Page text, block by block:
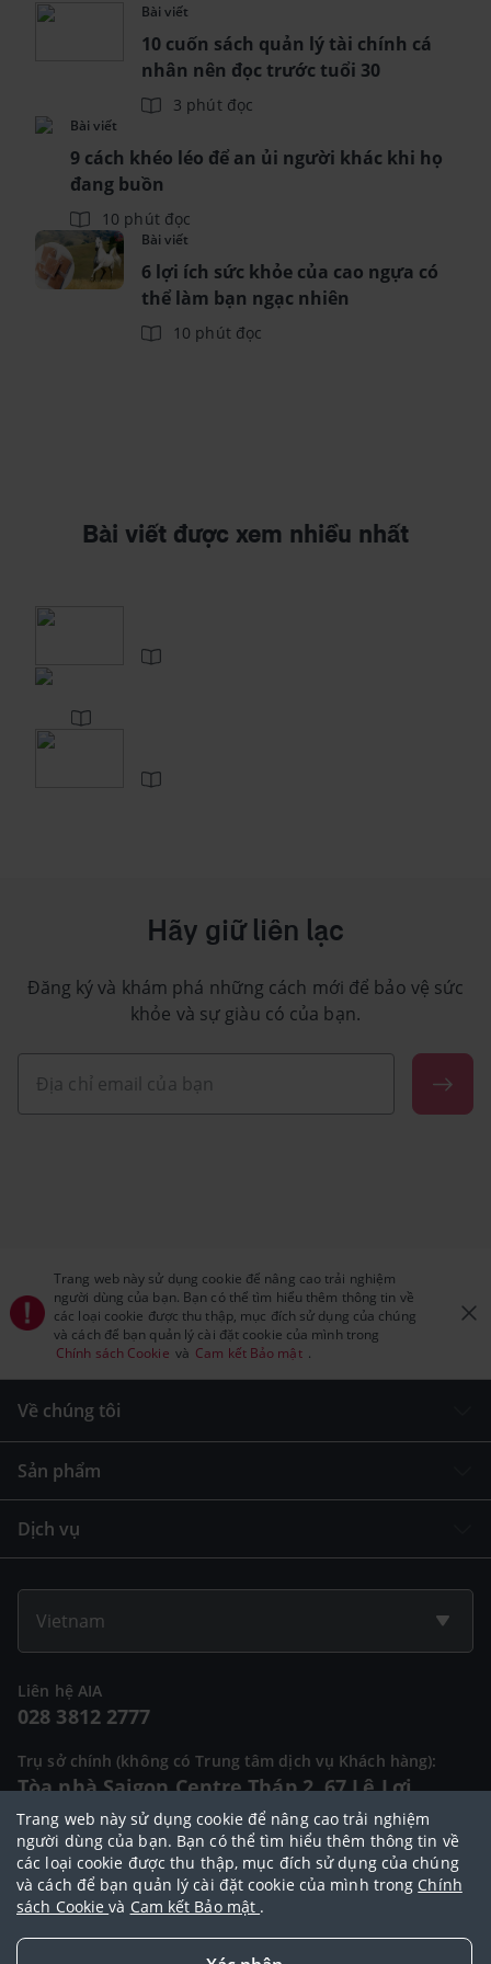
Bài viết
10 cuốn sách quản lý tài chính cá
nhân nên đọc trước tuổi 30
3 phút đọc
Bài viết
9 cách khéo léo để an ủi người khác khi họ
đang buồn
10 phút đọc
Bài viết
6 lợi ích sức khỏe của cao ngựa có
thể làm bạn ngạc nhiên
10 phút đọc
Bài viết được xem nhiều nhất
Hãy giữ liên lạc
Đăng ký và khám phá những cách mới để bảo vệ sức
khỏe và sự giàu có của bạn.
Trang web này sử dụng cookie để nâng cao trải nghiệm
người dùng của bạn. Bạn có thể tìm hiểu thêm thông tin về
các loại cookie được thu thập, mục đích sử dụng của chúng
và cách để bạn quản lý cài đặt cookie của mình trong
Chính sách Cookie và Cam kết Bảo mật .
Về chúng tôi
Sản phẩm
Dịch vụ
Vietnam
Liên hệ AIA
028 3812 2777
Trụ sở chính (không có Trung tâm dịch vụ Khách hàng):
Tòa nhà Saigon Centre Tháp 2, 67 Lê Lợi,
Phường Sài Gòn, Thành phố Hồ Chí Minh
© 2025 Bản quyền thuộc về Tập đoàn AIA (AIA Group Limited)
Chính sách cookie
Trang web này sử dụng cookie để nâng cao trải nghiệm
người dùng của bạn. Bạn có thể tìm hiểu thêm thông tin về
các loại cookie được thu thập, mục đích sử dụng của chúng
và cách để bạn quản lý cài đặt cookie của mình trong Chính
sách Cookievà Cam kết Bảo mật .